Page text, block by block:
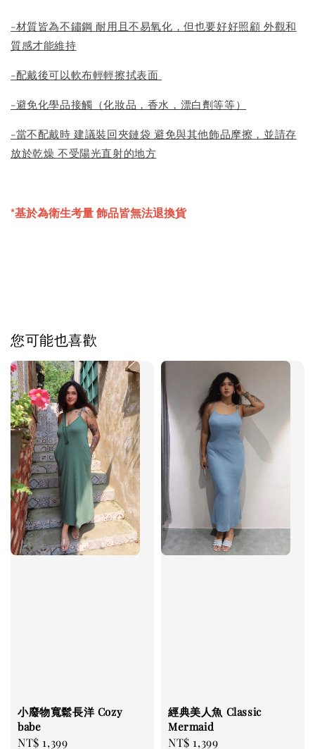
-材質皆為不鏽鋼 耐用且不易氧化，但也要好好照顧 外觀和
質感才能維持
-配戴後可以軟布輕輕擦拭表面
-避免化學品接觸（化妝品，香水，漂白劑等等）
-當不配戴時 建議裝回夾鏈袋 避免與其他飾品摩擦，並請存
放於乾燥 不受陽光直射的地方
*基於為衛生考量 飾品皆無法退換貨
您可能也喜歡
小廢物寬鬆長洋 Cozy
babe
Regular
NT$ 1,399
經典美人魚 Classic
Mermaid
Regular
NT$ 1,399